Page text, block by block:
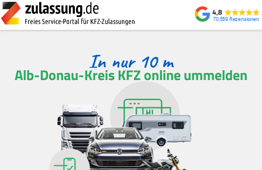
4,8
70.559
Alb-Donau-Kreis KFZ online ummelden